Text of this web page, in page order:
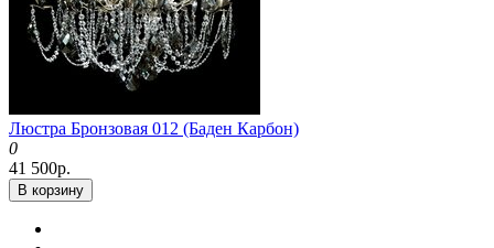
Люстра Бронзовая 012 (Баден Карбон)
0
41 500р.
В корзину